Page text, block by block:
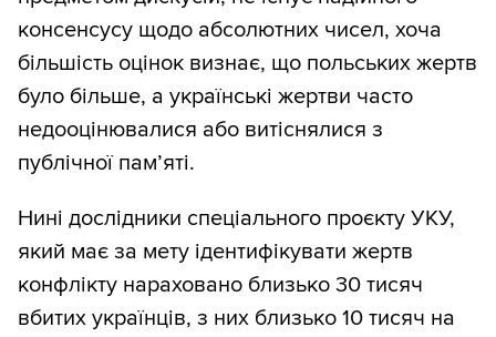
консенсусу щодо абсолютних чисел, хоча
більшість оцінок визнає, що польських жертв
було більше, а українські жертви часто
недооцінювалися або витіснялися з
публічної пам’яті.
Нині дослідники спеціального проєкту УКУ,
який має за мету ідентифікувати жертв
конфлікту нараховано близько 30 тисяч
вбитих українців, з них близько 10 тисяч на